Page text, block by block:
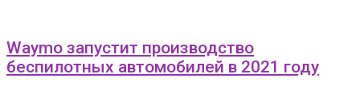
Waymo запустит производство
беспилотных автомобилей в 2021 году